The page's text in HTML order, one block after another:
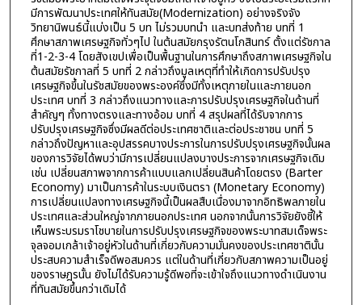
มีการพัฒนาประเทศให้ทันสมัย(Modernization) อย่างจริงจัง
วิทยานิพนธ์นี้แบ่งเป็น 5 บท ไม่รวมบทนำ และบทส่งท้าย บทที่ 1
ศึกษาสภาพเศรษฐกิจทั่วๆไป ในต้นสมัยกรุงรัตนโกสินทร์ ตั้งแต่รัชกาล
ที่1-2-3-4 โดยสังเขปเพื่อเป็นพื้นฐานในการศึกษาถึงสภาพเศรษฐกิจใน
ต้นสมัยรัชกาลที่ 5 บทที่ 2 กล่าวถึงมูลเหตุที่ทำให้เกิดการปรับปรุง
เศรษฐกิจขึ้นในรัชสมัยของพระองค์ซึ่งมีทั้งเหตุภายในและภายนอก
ประเทศ บทที่ 3 กล่าวถึงแนวทางและการปรับปรุงเศรษฐกิจในด้านที่
สำคัญๆ ทั้งทางตรงและทางอ้อม บทที่ 4 สรุปผลที่ได้รับจากการ
ปรับปรุงเศรษฐกิจซึ่งมีผลดีต่อประเทศชาติและต่อประชาชน บทที่ 5
กล่าวถึงปัญหาและอุปสรรคบางประการในการปรับปรุงเศรษฐกิจนั้นผล
ของการวิจัยได้พบว่ามีการเปลี่ยนแปลงบางประการจากเศรษฐกิจเดิม
เช่น เปลี่ยนสภาพจากการค้าแบบแลกเปลี่ยนสินค้าโดยตรง (Barter
Economy) มาเป็นการค้าในระบบเงินตรา (Monetary Economy)
การเปลี่ยนแปลงทางเศรษฐกิจนี้เป็นผลสืบเนื่องมาจากอิทธิพลภายใน
ประเทศและส่วนใหญ่จากภายนอกประเทศ นอกจากนั้นการวิจัยยังชี้ให้
เห็นพระบรมราโชบายในการปรับปรุงเศรษฐกิจของพระบาทสมเด็จพระ
จุลจอมเกล้าเจ้าอยู่หัวในด้านที่เกี่ยวกับความมั่นคงของประเทศชาตินั้น
ประสบความสำเร็จดีพอสมควร แต่ในด้านที่เกี่ยวกับสภาพความเป็นอยู่
ของราษฎรนั้น ยังไม่ได้รับความรู้ดีพอที่จะเข้าใจถึงแนวทางดำเนินงาน
ที่ทันสมัยขึ้นกว่าเดิมได้